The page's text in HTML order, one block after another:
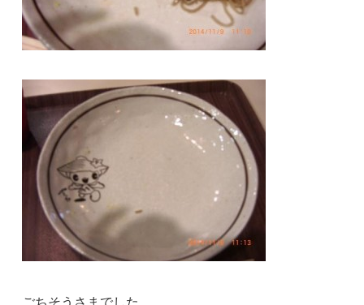
ごちそうさまでした。